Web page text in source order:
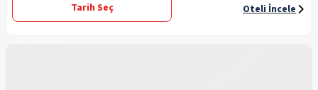
Tarih Seç
Oteli İncele